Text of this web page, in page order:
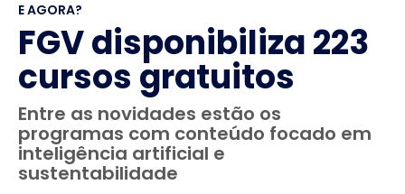
E AGORA?
FGV disponibiliza 223
cursos gratuitos
Entre as novidades estão os
programas com conteúdo focado em
inteligência artificial e
sustentabilidade